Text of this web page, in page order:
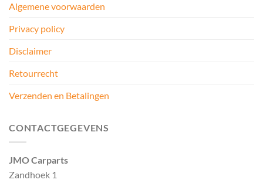
Algemene voorwaarden
Privacy policy
Disclaimer
Retourrecht
Verzenden en Betalingen
CONTACTGEGEVENS
JMO Carparts
Zandhoek 1